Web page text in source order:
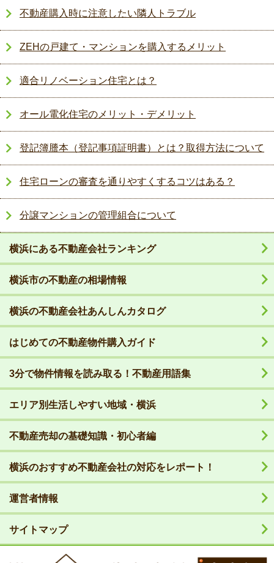
不動産購入時に注意したい隣人トラブル
ZEHの戸建て・マンションを購入するメリット
適合リノベーション住宅とは？
オール電化住宅のメリット・デメリット
登記簿謄本（登記事項証明書）とは？取得方法について
住宅ローンの審査を通りやすくするコツはある？
分譲マンションの管理組合について
横浜にある不動産会社ランキング
横浜市の不動産の相場情報
横浜の不動産会社あんしんカタログ
はじめての不動産物件購入ガイド
3分で物件情報を読み取る！不動産用語集
エリア別生活しやすい地域・横浜
不動産売却の基礎知識・初心者編
横浜のおすすめ不動産会社の対応をレポート！
運営者情報
サイトマップ